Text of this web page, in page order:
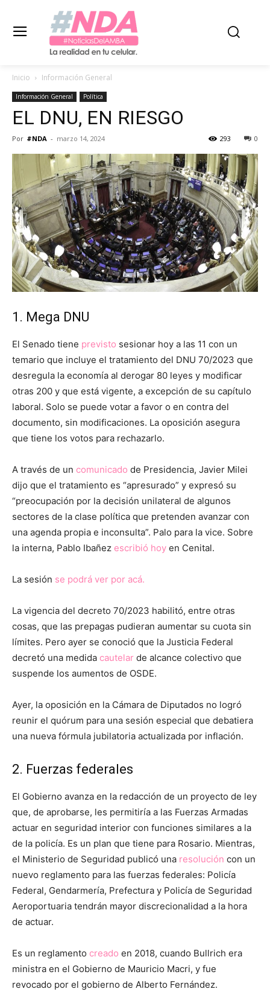
Inicio Información General
Información General Política
EL DNU, EN RIESGO
Por #NDA - marzo 14, 2024 0
293
1. Mega DNU
El Senado tiene previsto sesionar hoy a las 11 con un
temario que incluye el tratamiento del DNU 70/2023 que
desregula la economía al derogar 80 leyes y modificar
otras 200 y que está vigente, a excepción de su capítulo
laboral. Solo se puede votar a favor o en contra del
documento, sin modificaciones. La oposición asegura
que tiene los votos para rechazarlo.
A través de un comunicado de Presidencia, Javier Milei
dijo que el tratamiento es “apresurado” y expresó su
“preocupación por la decisión unilateral de algunos
sectores de la clase política que pretenden avanzar con
una agenda propia e inconsulta”. Palo para la vice. Sobre
la interna, Pablo Ibañez escribió hoy en Cenital.
La sesión se podrá ver por acá.
La vigencia del decreto 70/2023 habilitó, entre otras
cosas, que las prepagas pudieran aumentar su cuota sin
límites. Pero ayer se conoció que la Justicia Federal
decretó una medida cautelar de alcance colectivo que
suspende los aumentos de OSDE.
Ayer, la oposición en la Cámara de Diputados no logró
reunir el quórum para una sesión especial que debatiera
una nueva fórmula jubilatoria actualizada por inflación.
2. Fuerzas federales
El Gobierno avanza en la redacción de un proyecto de ley
que, de aprobarse, les permitiría a las Fuerzas Armadas
actuar en seguridad interior con funciones similares a la
de la policía. Es un plan que tiene para Rosario. Mientras,
el Ministerio de Seguridad publicó una resolución con un
nuevo reglamento para las fuerzas federales: Policía
Federal, Gendarmería, Prefectura y Policía de Seguridad
Aeroportuaria tendrán mayor discrecionalidad a la hora
de actuar.
Es un reglamento creado en 2018, cuando Bullrich era
ministra en el Gobierno de Mauricio Macri, y fue
revocado por el gobierno de Alberto Fernández.